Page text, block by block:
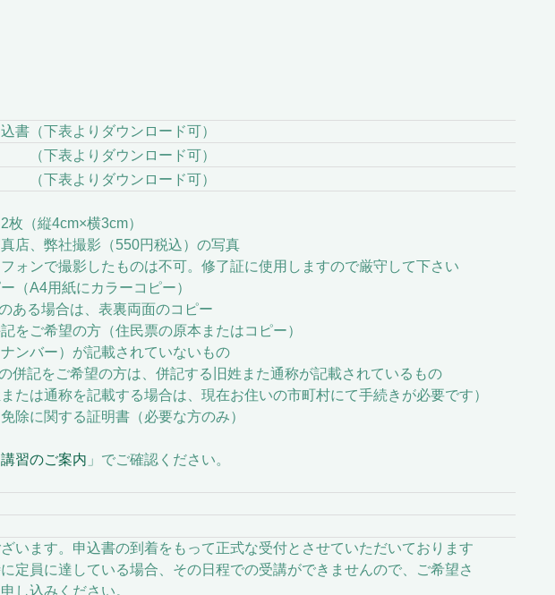
書（下表よりダウンロード可）
表よりダウンロード可）
下表よりダウンロード可）
縦4cm×横3cm）
弊社撮影（550円税込）の写真
で撮影したものは不可。修了証に使用しますので厳守して下さい
A4用紙にカラーコピー）
場合は、表裏両面のコピー
ご希望の方（住民票の原本またはコピー）
ー）が記載されていないもの
をご希望の方は、併記する旧姓また通称が記載されているもの
称を記載する場合は、現在お住いの市町村にて手続きが必要です）
に関する証明書（必要な方のみ）
講習のご案内 」でご確認ください。
います。申込書の到着をもって正式な受付とさせていただいております
員に達している場合、その日程での受講ができませんので、ご希望さ
込みください。